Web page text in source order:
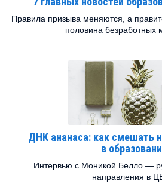
Правила призыва меняются, а
половина безработных
ДНК ананаса: как смешать
в
Интервью с Моникой Белло —
направления в